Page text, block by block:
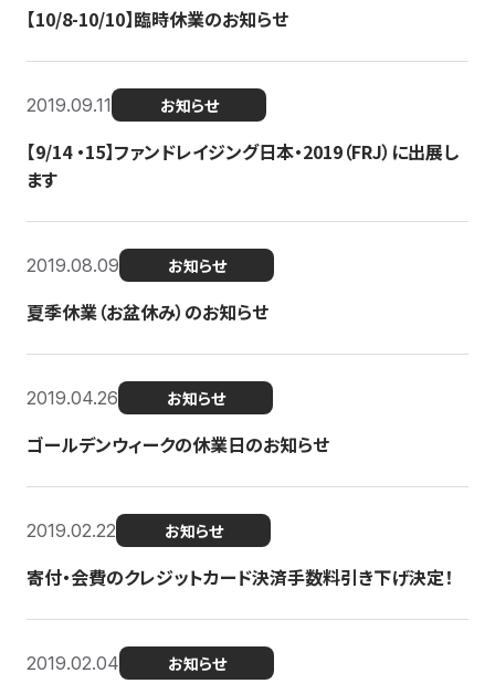
【10/8-10/10】臨時休業のお知らせ
2019.09.11 お知らせ
【9/14 ・15】ファンドレイジング日本・2019（FRJ）に出展し
ます
2019.08.09 お知らせ
夏季休業（お盆休み）のお知らせ
2019.04.26 お知らせ
ゴールデンウィークの休業日のお知らせ
2019.02.22 お知らせ
寄付・会費のクレジットカード決済手数料引き下げ決定！
2019.02.04 お知らせ